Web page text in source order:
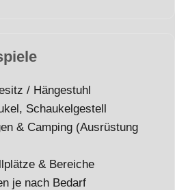
/ Hängestuhl
Schaukelgestell
& Camping (Ausrüstung
& Bereiche
je nach Bedarf